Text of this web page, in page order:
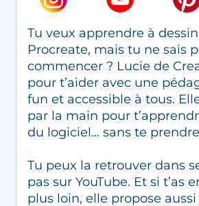
Tu veux apprendre à
Procreate, mais tu ne sais
commencer ? Lucie de
pour t’aider avec une
fun et accessible à tous.
par la main pour
du logiciel… sans te
Tu peux la retrouver dans
pas sur YouTube. Et si t’as
plus loin, elle propose